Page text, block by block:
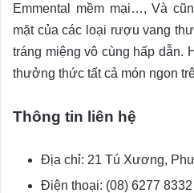
Emmental mềm mại…, Và
mặt của các loại rượu vang
tráng miệng vô cùng hấp dẫn.
thưởng thức tất cả món ngon
Thông tin liên hệ
Địa chỉ: 21 Tú Xương,
Điện thoại: (08) 6277 8332